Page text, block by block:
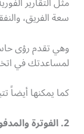
سعة الفريق،
وهي تقدم رؤى
لمساعدتك في
كما يمكنها أيضاً
2. الفوترة والمدفوعات